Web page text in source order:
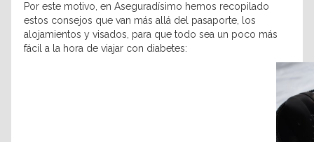
Por este motivo, en Aseguradísimo hemos recopilado
estos consejos que van más allá del pasaporte, los
alojamientos y visados, para que todo sea un poco más
fácil a la hora de viajar con diabetes: